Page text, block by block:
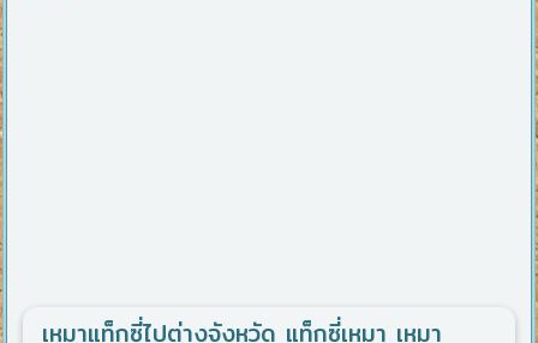
เหมาแท็กซี่ไปต่างจังหวัด แท็กซี่เหมา เหมา